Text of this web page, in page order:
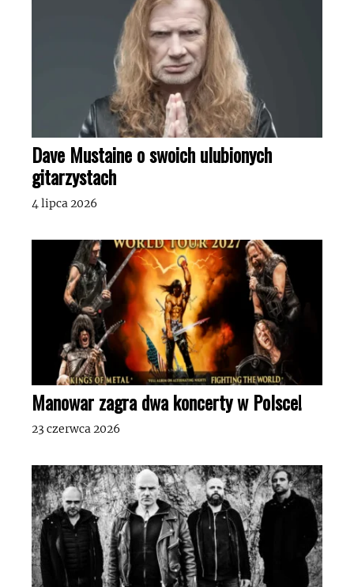
Dave Mustaine o swoich ulubionych
gitarzystach
4 lipca 2026
Manowar zagra dwa koncerty w Polsce!
23 czerwca 2026